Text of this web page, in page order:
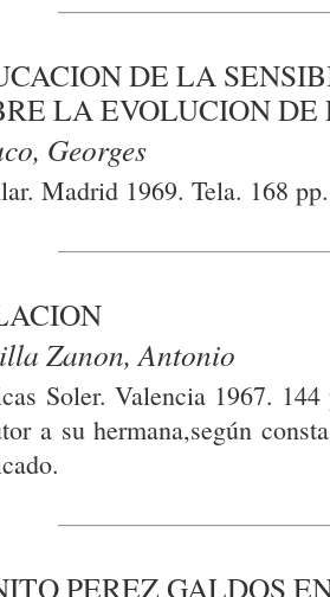
DE LA
LA EVOLUCION
Georges
Madrid 1969. Tela. 168
Zanon, Antonio
Soler. Valencia 1967.
a su hermana,según
PEREZ GALDOS